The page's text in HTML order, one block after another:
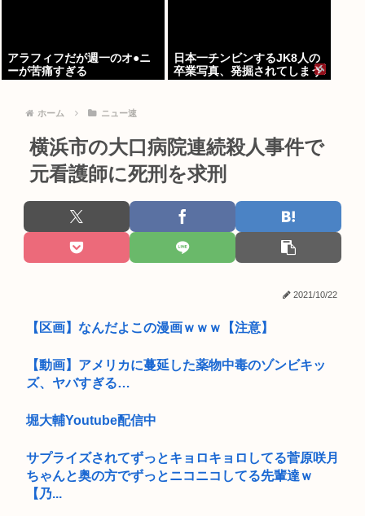
アラフィフだが週一のオ●ニ
ーが苦痛すぎる
日本一チンビンするJK8人の
卒業写真、発掘されてしまう
ホーム ニュー速
横浜市の大口病院連続殺人事件で
元看護師に死刑を求刑
2021/10/22
【区画】なんだよこの漫画ｗｗｗ【注意】
【動画】アメリカに蔓延した薬物中毒のゾンビキッ
ズ、ヤバすぎる…
堀大輔Youtube配信中
サプライズされてずっとキョロキョロしてる菅原咲月
ちゃんと奥の方でずっとニコニコしてる先輩達ｗ
【乃...